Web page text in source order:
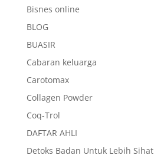
Bisnes online
BLOG
BUASIR
Cabaran keluarga
Carotomax
Collagen Powder
Coq-Trol
DAFTAR AHLI
Detoks Badan Untuk Lebih Sihat